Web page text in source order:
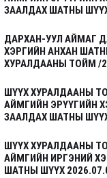
ЗААЛДАХ ШАТНЫ
ДАРХАН-УУЛ АЙМАГ
ХЭРГИЙН АНХАН
ХУРАЛДААНЫ ТОЙМ /
ШҮҮХ ХУРАЛДААНЫ
АЙМГИЙН ЭРҮҮГИЙН
ЗААЛДАХ ШАТНЫ
ШҮҮХ ХУРАЛДААНЫ
АЙМГИЙН ИРГЭНИЙ
ШАТНЫ ШҮҮХ